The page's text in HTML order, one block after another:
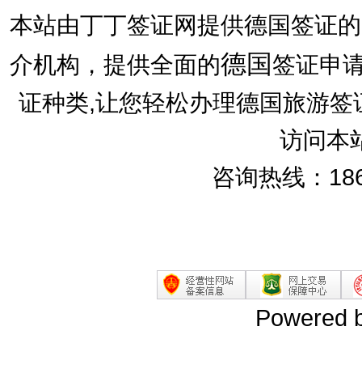
本站由丁丁签证网提供德国签证
介机构，提供全面的德国签证申
证种类,让您轻松办理德国旅游
访问本
咨询热线：
Powered